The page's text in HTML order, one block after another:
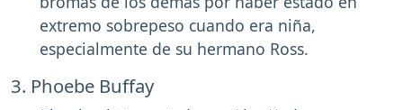
extremo sobrepeso cuando era niña,
especialmente de su hermano Ross.
3. Phoebe Buffay